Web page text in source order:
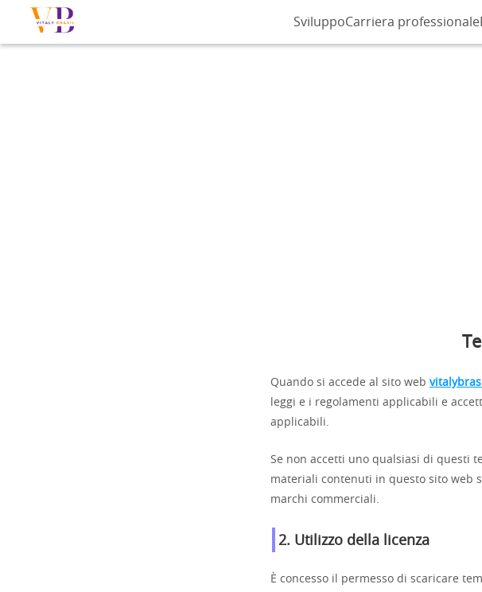
SviluppoCarriera professionale
Quando si accede al sito web
leggi e i regolamenti applicabili e
applicabili.
Se non accetti uno qualsiasi di questi
materiali contenuti in questo sito web
marchi commerciali.
2. Utilizzo della licenza
È concesso il permesso di scaricare